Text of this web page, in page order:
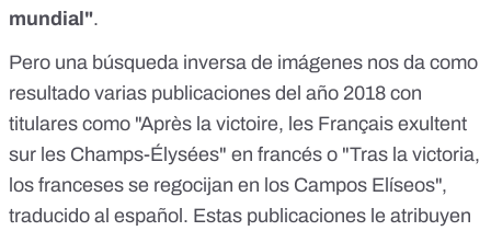
mundial".
Pero una búsqueda inversa de imágenes nos da como
resultado varias publicaciones del año 2018 con
titulares como "Après la victoire, les Français exultent
sur les Champs-Élysées" en francés o "Tras la victoria,
los franceses se regocijan en los Campos Elíseos",
traducido al español. Estas publicaciones le atribuyen